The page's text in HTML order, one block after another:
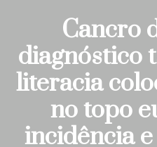
Cancro
diagnóstico
literacia
no topo
incidência